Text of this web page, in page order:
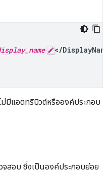
</
ม่มีแอตทริบิวต์หรือองค์ประกอบ
จสอบ ซึ่งเป็นองค์ประกอบย่อย